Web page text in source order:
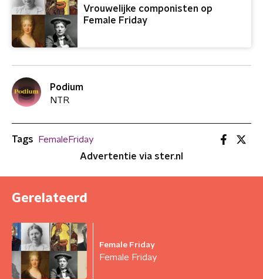
Vrouwelijke componisten op
Female Friday
Podium
NTR
Tags
FemaleFriday
Advertentie via ster.nl
Gerelateerd
Female Friday
Female Friday